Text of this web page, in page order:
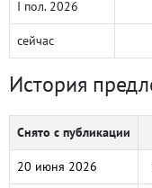
I пол. 2026
сейчас
История
Снято с публикации
20 июня 2026